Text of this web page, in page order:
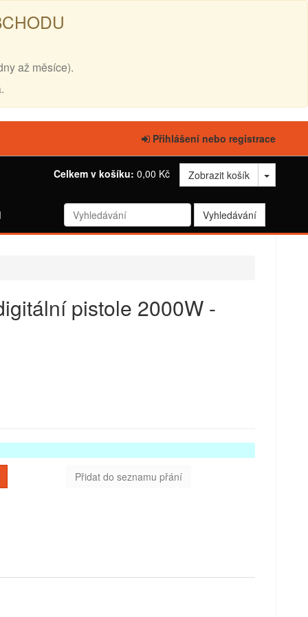
až měsíce).
Přihlášení nebo registrace
Celkem v košíku: 0,00 Kč Zobrazit košík
pistole 2000W -
Přidat do seznamu přání